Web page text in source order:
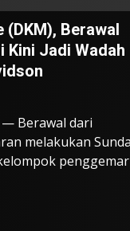
Berawal
Kini Jadi Wadah
— Berawal dari
melakukan
penggemar